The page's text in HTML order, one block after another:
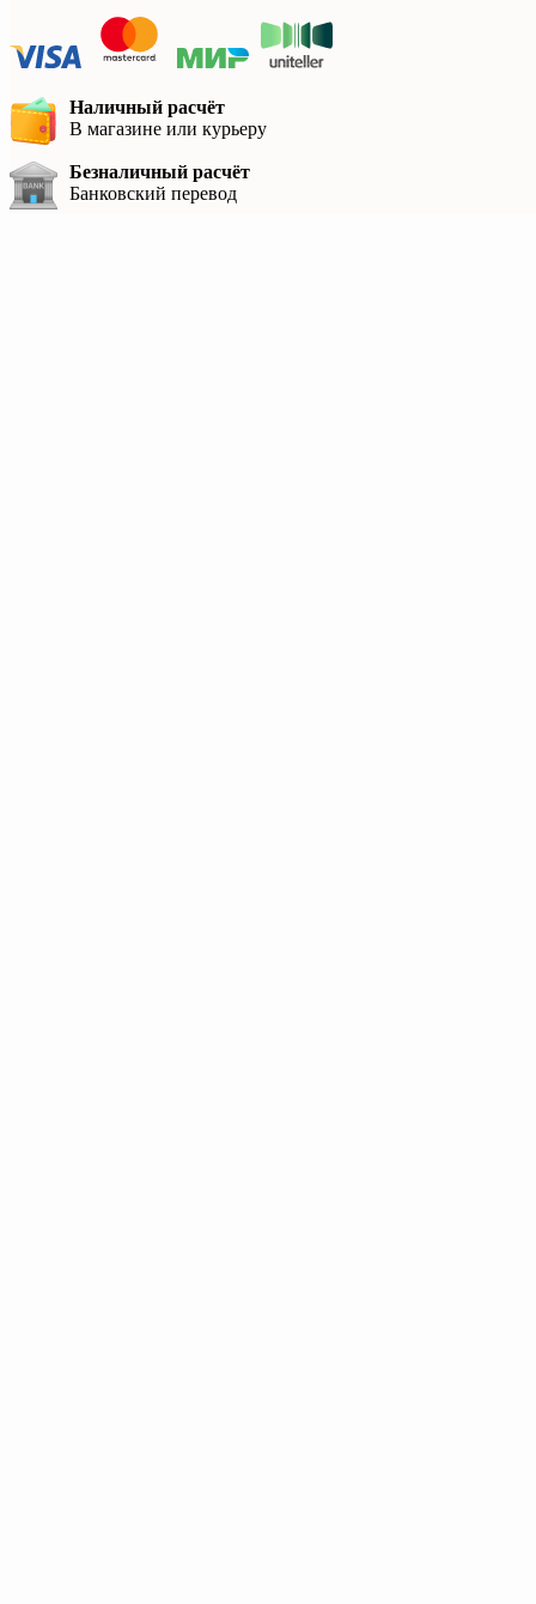
Наличный расчёт
В магазине или курьеру
Безналичный расчёт
Банковский перевод